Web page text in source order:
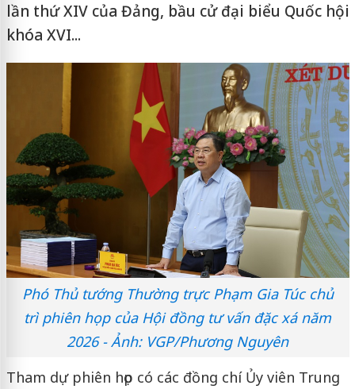
lần thứ XIV của Đảng, bầu cử đại biểu Quốc hội
khóa XVI...
Phó Thủ tướng Thường trực Phạm Gia Túc chủ
trì phiên họp của Hội đồng tư vấn đặc xá năm
2026 - Ảnh: VGP/Phương Nguyên
Tham dự phiên họp có các đồng chí Ủy viên Trung